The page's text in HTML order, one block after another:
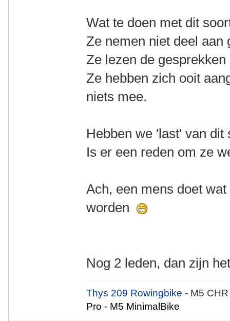
Wat te doen met dit
Ze nemen niet deel aan
Ze lezen de gesprekken
Ze hebben zich ooit
niets mee.
Hebben we 'last' van dit
Is er een reden om ze
Ach, een mens doet
worden
Nog 2 leden, dan zijn
Thys 209 Rowingbike- M5
Pro - M5 MinimalBike